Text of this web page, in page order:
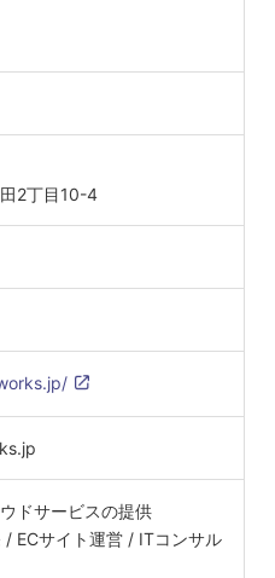
2丁目10-4
ドサービスの提供
/ ECサイト運営 / ITコンサル